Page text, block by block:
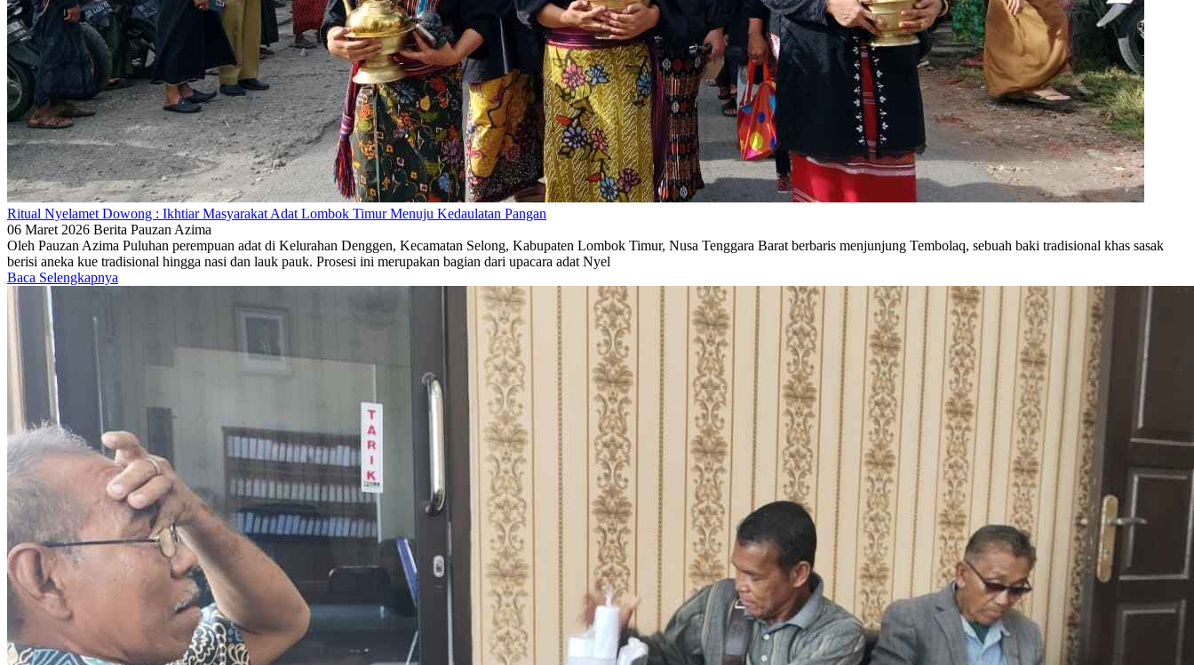
Ritual Nyelamet Dowong : Ikhtiar Masyarakat Adat Lombok Timur Menuju Kedaulatan Pangan
06 Maret 2026 Berita Pauzan Azima
Oleh Pauzan Azima Puluhan perempuan adat di Kelurahan Denggen, Kecamatan Selong, Kabupaten Lombok Timur, Nusa Tenggara Barat berbaris menjunjung Tembolaq, sebuah baki tradisional khas sasak
berisi aneka kue tradisional hingga nasi dan lauk pauk. Prosesi ini merupakan bagian dari upacara adat Nyel
Baca Selengkapnya